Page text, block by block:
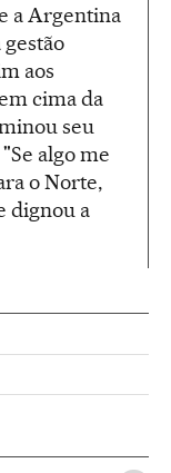
a Argentina
aos
cima da
seu
algo me
o Norte,
dignou a